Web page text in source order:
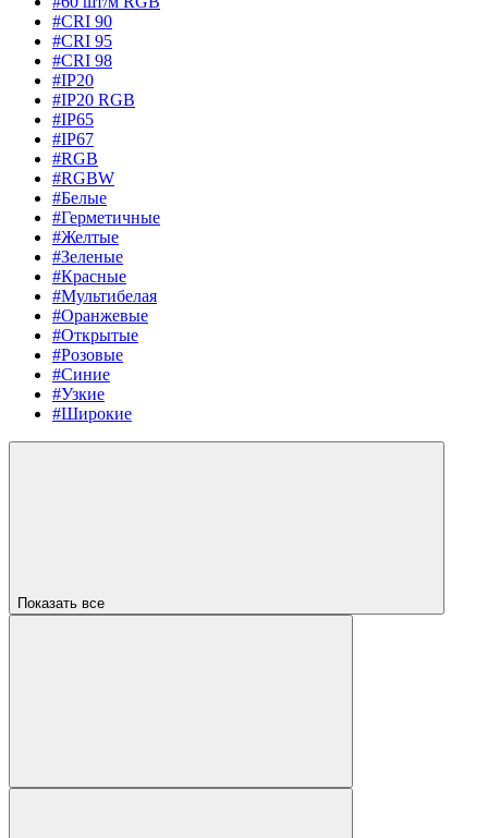
#CRI 90
#CRI 95
#CRI 98
#IP20
#IP20 RGB
#IP65
#IP67
#RGB
#RGBW
#Белые
#Герметичные
#Желтые
#Зеленые
#Красные
#Мультибелая
#Оранжевые
#Открытые
#Розовые
#Синие
#Узкие
#Широкие
Показать все